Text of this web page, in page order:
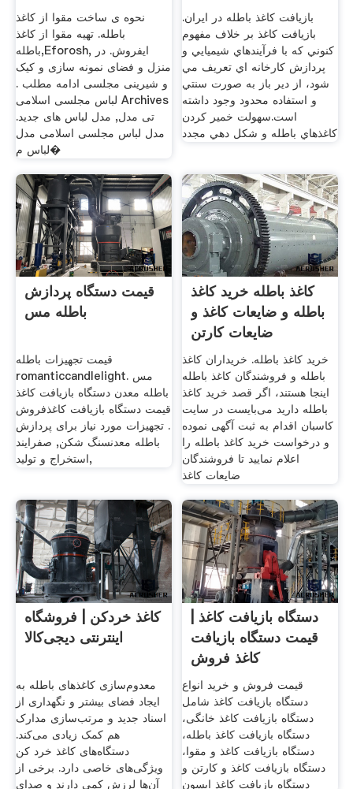
نحوه ی ساخت مقوا از کاغذ
باطله. تهیه مقوا از کاغذ
باطله,Eforosh, ایفروش. در
منزل و فضای نمونه سازی و کیک
و شیرینی مجلسی ادامه مطلب .
لباس مجلسی اسلامی Archives
تی مدل, مدل لباس های جدید.
مدل لباس مجلسی اسلامی مدل
لباس م�
بازيافت کاغذ باطله در ايران.
بازيافت کاغذ بر خلاف مفهوم
کنوني که با فرآيندهاي شيميايي و
پردازش کارخانه اي تعريف مي
شود، از دير باز به صورت سنتي
و استفاده محدود وجود داشته
است.سهولت خمير کردن
کاغذهاي باطله و شکل دهي مجدد
قیمت دستگاه پردازش
باطله مس
قیمت تجهیزات باطله
romanticcandlelight. مس
باطله معدن دستگاه بازیافت کاغذ
قیمت دستگاه بازیافت کاغذفروش
. تجهیزات مورد نیاز برای پردازش
باطله معدنسنگ شکن, صفرایند
استخراج و تولید,
کاغذ باطله خرید کاغذ
باطله و ضایعات کاغذ و
ضایعات کارتن
خرید کاغذ باطله. خریداران کاغذ
باطله و فروشندگان کاغذ باطله
اینجا هستند، اگر قصد خرید کاغذ
باطله دارید می‌بایست در سایت
کاسبان اقدام به ثبت آگهی نموده
و درخواست خرید کاغذ باطله را
اعلام نمایید تا فروشندگان
ضایعات کاغذ
کاغذ خردکن | فروشگاه
اینترنتی دیجی‌کالا
معدوم‌سازی کاغذهای باطله به
ایجاد فضای بیشتر و نگهداری از
اسناد جدید و مرتب‌سازی مدارک
هم کمک زیادی می‌کند.
دستگاه‌های کاغذ خرد کن
ویژگی‌های خاصی دارد. برخی از
آن‌ها لرزش کمی دارند و صدای
دستگاه بازیافت کاغذ |
قیمت دستگاه بازیافت
کاغذ فروش
قیمت فروش و خرید انواع
دستگاه بازیافت کاغذ شامل
دستگاه بازیافت کاغذ خانگی،
دستگاه بازیافت کاغذ باطله،
دستگاه بازیافت کاغذ و مقوا،
دستگاه بازیافت کاغذ و کارتن و
دستگاه بازیافت کاغذ اپسون